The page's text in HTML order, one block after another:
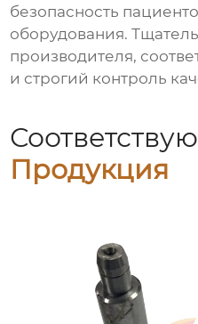
безопасность
оборудования.
производителя,
и строгий контроль
Продукция